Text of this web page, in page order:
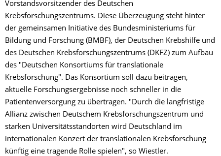
Vorstandsvorsitzender des Deutschen
Krebsforschungszentrums. Diese Überzeugung steht hinter
der gemeinsamen Initiative des Bundesministeriums für
Bildung und Forschung (BMBF), der Deutschen Krebshilfe und
des Deutschen Krebsforschungszentrums (DKFZ) zum Aufbau
des "Deutschen Konsortiums für translationale
Krebsforschung". Das Konsortium soll dazu beitragen,
aktuelle Forschungsergebnisse noch schneller in die
Patientenversorgung zu übertragen. "Durch die langfristige
Allianz zwischen Deutschem Krebsforschungszentrum und
starken Universitätsstandorten wird Deutschland im
internationalen Konzert der translationalen Krebsforschung
künftig eine tragende Rolle spielen", so Wiestler.